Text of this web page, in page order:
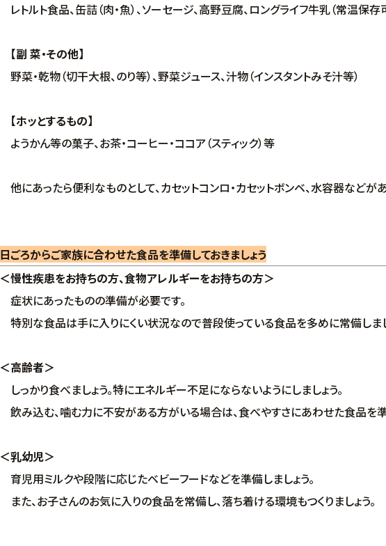
レトルト食品、缶詰（肉・魚）、ソーセージ、高野豆腐、ロングライフ牛乳（常温保存
【副 菜・その他】
野菜・乾物（切干大根、のり等）、野菜ジュース、汁物（インスタントみそ汁等）
【ホッとするもの】
ようかん等の菓子、お茶・コーヒー・ココア（スティック）等
他にあったら便利なものとして、カセットコンロ・カセットボンベ、水容器などがあ
日ごろからご家族に合わせた食品を準備しておきましょう
＜慢性疾患をお持ちの方、食物アレルギーをお持ちの方＞
症状にあったものの準備が必要です。
特別な食品は手に入りにくい状況なので普段使っている食品を多めに常備しまし
＜高齢者＞
しっかり食べましょう。特にエネルギー不足にならないようにしましょう。
飲み込む、噛む力に不安がある方がいる場合は、食べやすさにあわせた食品を準
＜乳幼児＞
育児用ミルクや段階に応じたベビーフードなどを準備しましょう。
また、お子さんのお気に入りの食品を常備し、落ち着ける環境もつくりましょう。